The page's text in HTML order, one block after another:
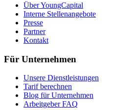
Über YoungCapital
Interne Stellenangebote
Presse
Partner
Kontakt
Für Unternehmen
Unsere Dienstleistungen
Tarif berechnen
Blog für Unternehmen
Arbeitgeber FAQ